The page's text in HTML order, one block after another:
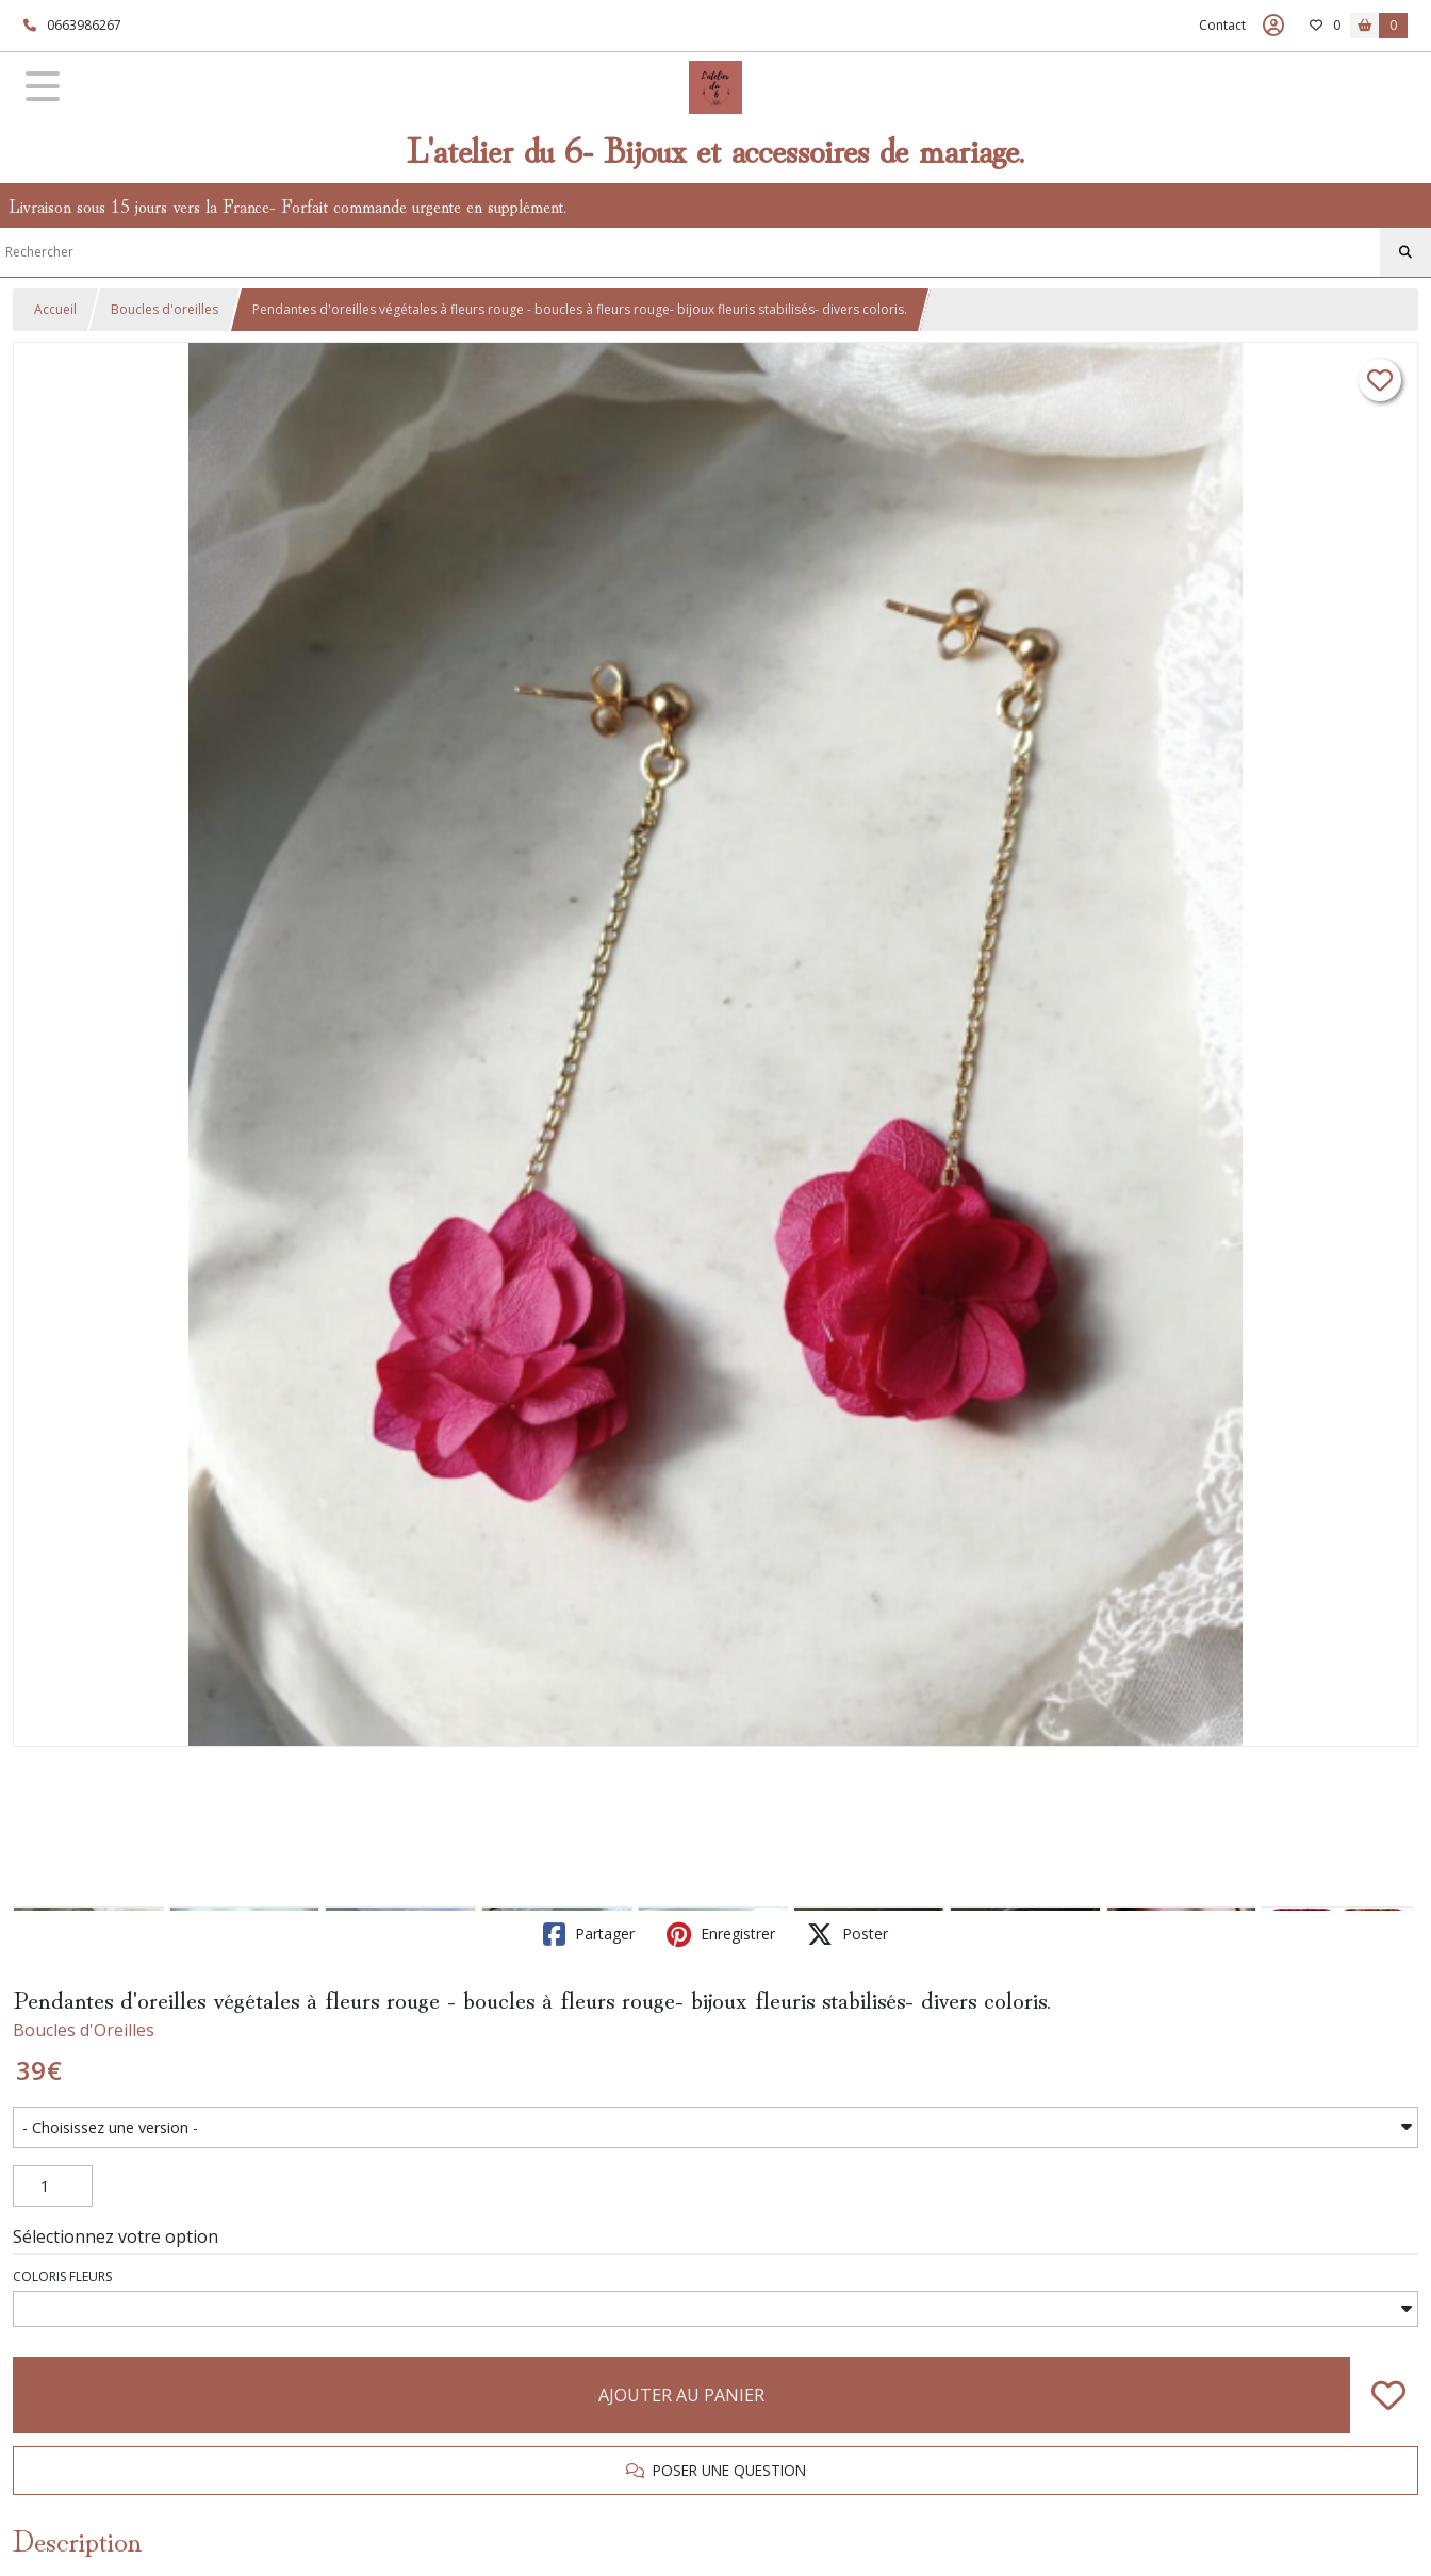
0663986267 Contact 0 0
L'atelier du 6- Bijoux et accessoires de mariage.
Livraison sous 15 jours vers la France- Forfait commande urgente en supplément.
Accueil Boucles d'oreilles Pendantes d'oreilles végétales à fleurs rouge - boucles à fleurs rouge- bijoux fleuris stabilisés- divers coloris.
Partager Enregistrer Poster
Pendantes d'oreilles végétales à fleurs rouge - boucles à fleurs rouge- bijoux fleuris stabilisés- divers coloris.
Boucles d'Oreilles
39€
Sélectionnez votre option
COLORIS FLEURS
AJOUTER AU PANIER
POSER UNE QUESTION
Description